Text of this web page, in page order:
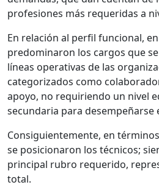
profesiones más requeridas a
En relación al perfil funcional,
predominaron los cargos que
líneas operativas de las
categorizados como
apoyo, no requiriendo un nivel
secundaria para desempeñarse
Consiguientemente, en
se posicionaron los técnicos;
principal rubro requerido,
total.